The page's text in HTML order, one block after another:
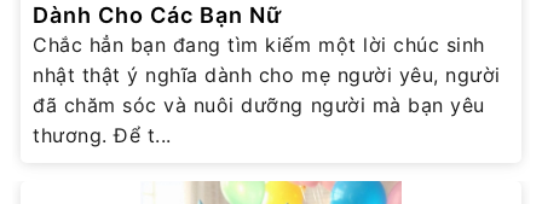
Dành Cho Các Bạn Nữ
Chắc hẳn bạn đang tìm kiếm một lời chúc sinh
nhật thật ý nghĩa dành cho mẹ người yêu, người
đã chăm sóc và nuôi dưỡng người mà bạn yêu
thương. Để t...